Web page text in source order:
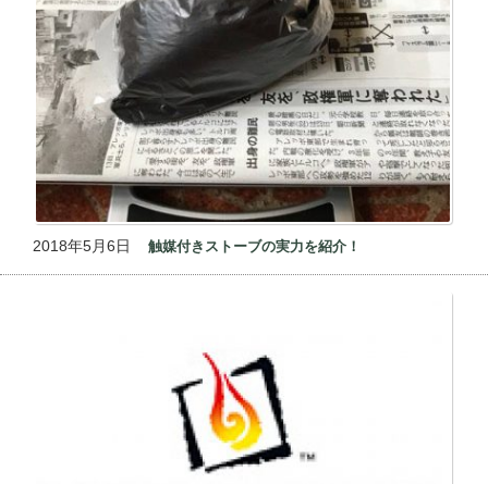
2018年5月6日 触媒付きストーブの実力を紹介！